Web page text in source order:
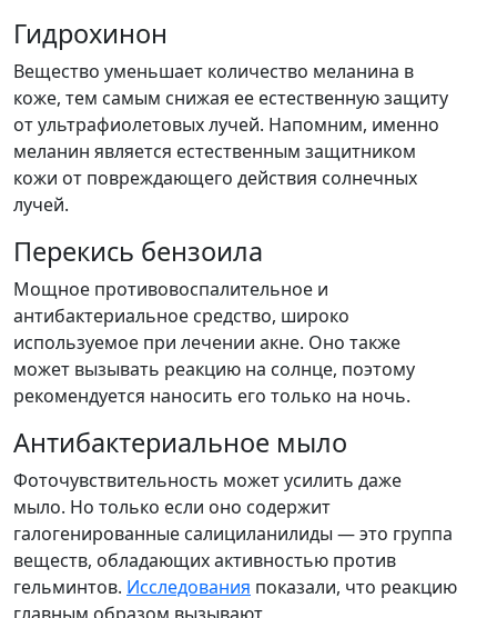
Гидрохинон
Вещество уменьшает количество меланина в
коже, тем самым снижая ее естественную защиту
от ультрафиолетовых лучей. Напомним, именно
меланин является естественным защитником
кожи от повреждающего действия солнечных
лучей.
Перекись бензоила
Мощное противовоспалительное и
антибактериальное средство, широко
используемое при лечении акне. Оно также
может вызывать реакцию на солнце, поэтому
рекомендуется наносить его только на ночь.
Антибактериальное мыло
Фоточувствительность может усилить даже
мыло. Но только если оно содержит
галогенированные салициланилиды — это группа
веществ, обладающих активностью против
гельминтов. Исследования показали, что реакцию